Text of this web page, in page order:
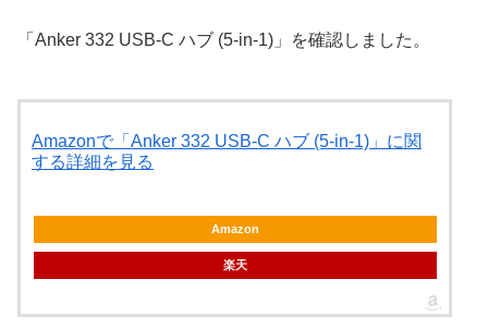
「Anker 332 USB-C ハブ (5-in-1)」を確認しました。
Amazonで「Anker 332 USB-C ハブ (5-in-1)」に関
する詳細を見る
Amazon
楽天